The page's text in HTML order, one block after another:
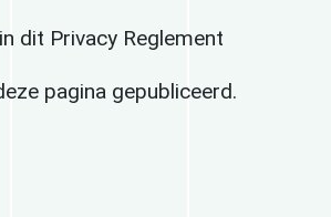
dit Privacy Reglement
pagina gepubliceerd.